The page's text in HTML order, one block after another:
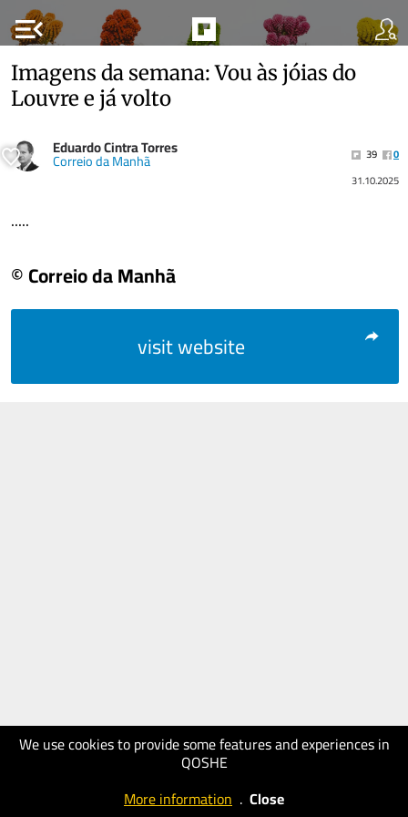
menu_open
We use cookies to provide some features and experiences in
QOSHE
More information . Close
Imagens da semana: Vou às jóias do
Louvre e já volto
Eduardo Cintra Torres
Correio da Manhã 39
0
31.10.2025
.....
© Correio da Manhã
visit website